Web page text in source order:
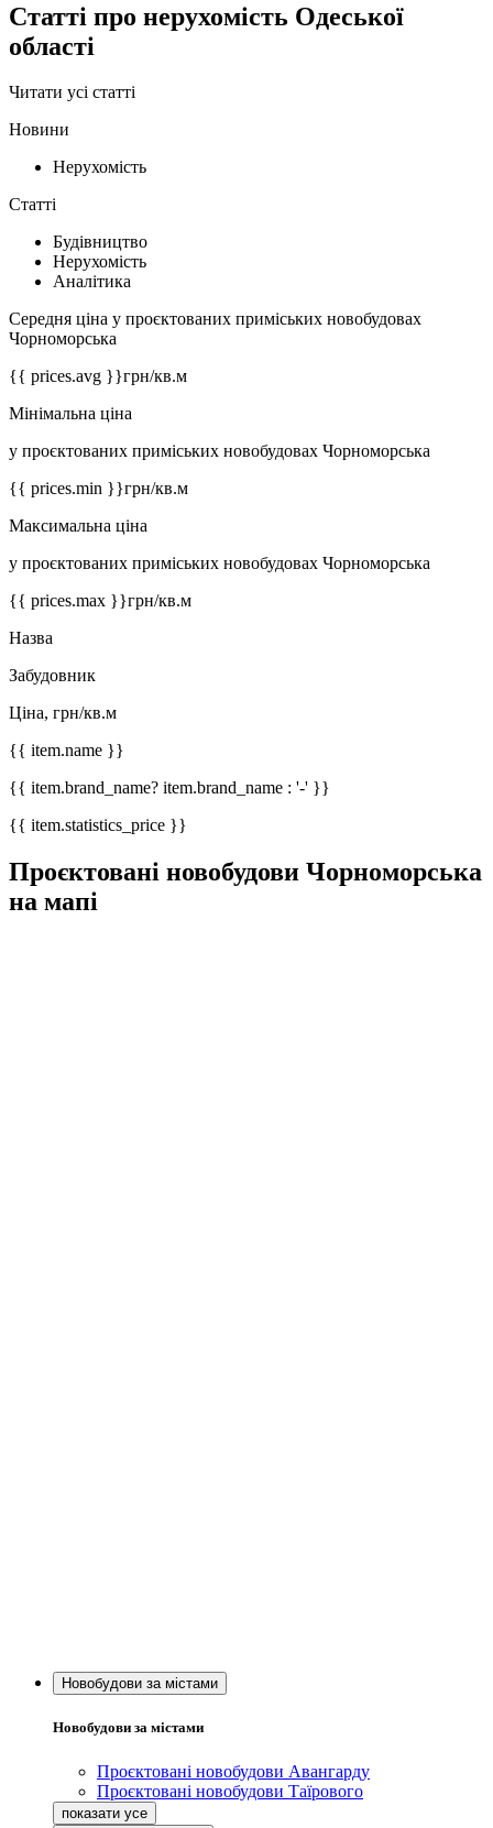
Статті про нерухомість Одеської
області
Читати усі статті
Новини
Нерухомість
Статті
Будівництво
Нерухомість
Аналітика
Середня ціна у проєктованих приміських новобудовах
Чорноморська
{{ prices.avg }}грн/кв.м
Мінімальна ціна
у проєктованих приміських новобудовах Чорноморська
{{ prices.min }}грн/кв.м
Максимальна ціна
у проєктованих приміських новобудовах Чорноморська
{{ prices.max }}грн/кв.м
Назва
Забудовник
Ціна, грн/кв.м
{{ item.name }}
{{ item.brand_name? item.brand_name : '-' }}
{{ item.statistics_price }}
Проєктовані новобудови Чорноморська
на мапі
Новобудови за містами
Новобудови за містами
Проєктовані новобудови Авангарду
Проєктовані новобудови Таїрового